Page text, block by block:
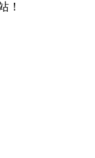
！